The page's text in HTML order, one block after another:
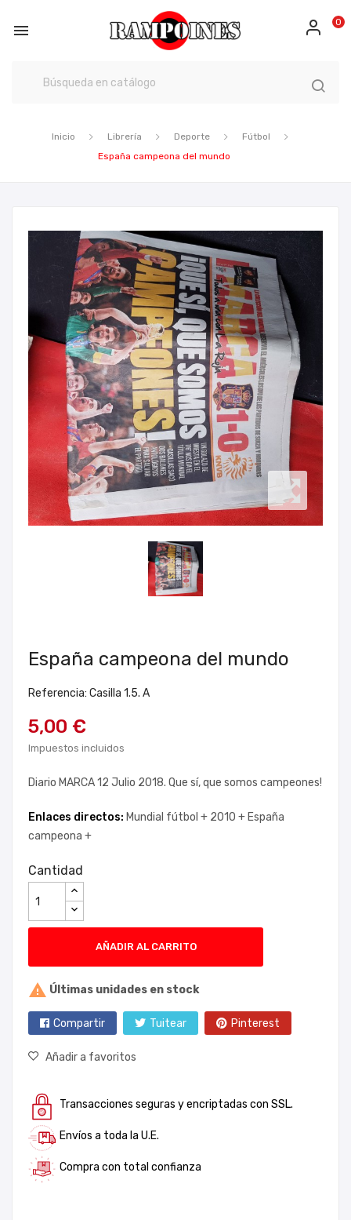
 0
Inicio Librería Deporte
Fútbol
España campeona del mundo
España campeona del mundo
Referencia: Casilla 1.5. A
5,00 €
Impuestos incluidos
Diario MARCA 12 Julio 2018. Que sí, que somos campeones!
Enlaces directos: Mundial fútbol + 2010 + España
campeona +
Cantidad
AÑADIR AL CARRITO
 Últimas unidades en stock
Compartir Tuitear Pinterest
Añadir a favoritos
Transacciones seguras y encriptadas con SSL.
Envíos a toda la U.E.
Compra con total confianza